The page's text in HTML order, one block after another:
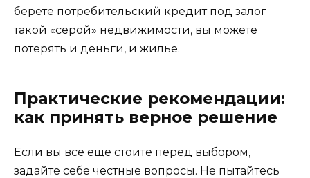
берете потребительский кредит под залог
такой «серой» недвижимости, вы можете
потерять и деньги, и жилье.
Практические рекомендации:
как принять верное решение
Если вы все еще стоите перед выбором,
задайте себе честные вопросы. Не пытайтесь